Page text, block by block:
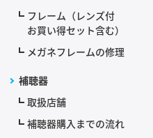
フレーム（レンズ付
お買い得セット含む）
メガネフレームの修理
補聴器
取扱店舗
補聴器購入までの流れ